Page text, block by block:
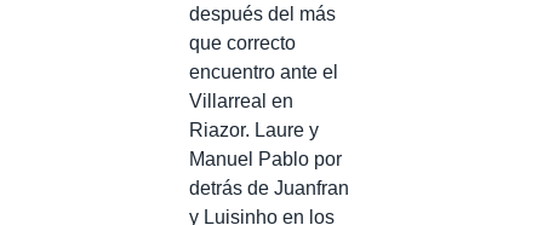
después del más
que correcto
encuentro ante el
Villarreal en
Riazor. Laure y
Manuel Pablo por
detrás de Juanfran
y Luisinho en los